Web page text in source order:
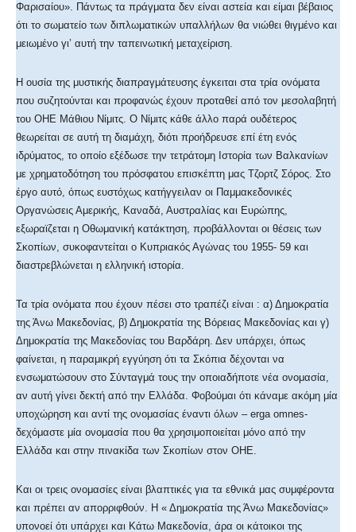
Φαρισαίου». Πάντως τα πράγματα δεν είναι αστεία και είμαι βέβαιος
ότι το σωματείο των διπλωματικών υπαλλήλων θα νιώθει θιγμένο και
μειωμένο γι’ αυτή την ταπεινωτική μεταχείριση.
Η ουσία της μυστικής διαπραγμάτευσης έγκειται στα τρία ονόματα
που συζητούνται και προφανώς έχουν προταθεί από τον μεσολαβητή
του ΟΗΕ Μάθιου Νίμιτς. Ο Νίμιτς κάθε άλλο παρά ουδέτερος
θεωρείται σε αυτή τη διαμάχη, διότι προήδρευσε επί έτη ενός
ιδρύματος, το οποίο εξέδωσε την τετράτομη Ιστορία των Βαλκανίων
με χρηματοδότηση του πρόσφατου επισκέπτη μας Τζορτζ Σόρος. Στο
έργο αυτό, όπως ευστόχως κατήγγειλαν οι Παμμακεδονικές
Οργανώσεις Αμερικής, Καναδά, Αυστραλίας και Ευρώπης,
εξωραϊζεται η Οθωμανική κατάκτηση, προβάλλονται οι θέσεις των
Σκοπίων, συκοφαντείται ο Κυπριακός Αγώνας του 1955- 59 και
διαστρεβλώνεται η ελληνική ιστορία.
Τα τρία ονόματα που έχουν πέσει στο τραπέζι είναι : α) Δημοκρατία
της Άνω Μακεδονίας, β) Δημοκρατία της Βόρειας Μακεδονίας και γ)
Δημοκρατία της Μακεδονίας του Βαρδάρη. Δεν υπάρχει, όπως
φαίνεται, η παραμικρή εγγύηση ότι τα Σκόπια δέχονται να
ενσωματώσουν στο Σύνταγμά τους την οποιαδήποτε νέα ονομασία,
αν αυτή γίνει δεκτή από την Ελλάδα. Φοβούμαι ότι κάναμε ακόμη μία
υποχώρηση και αντί της ονομασίας έναντι όλων – erga omnes-
δεχόμαστε μία ονομασία που θα χρησιμοποιείται μόνο από την
Ελλάδα και στην πινακίδα των Σκοπίων στον ΟΗΕ.
Και οι τρεις ονομασίες είναι βλαπτικές για τα εθνικά μας συμφέροντα
και πρέπει αν απορριφθούν. Η « Δημοκρατία της Άνω Μακεδονίας»
υπονοεί ότι υπάρχει και Κάτω Μακεδονία, άρα οι κάτοικοι της